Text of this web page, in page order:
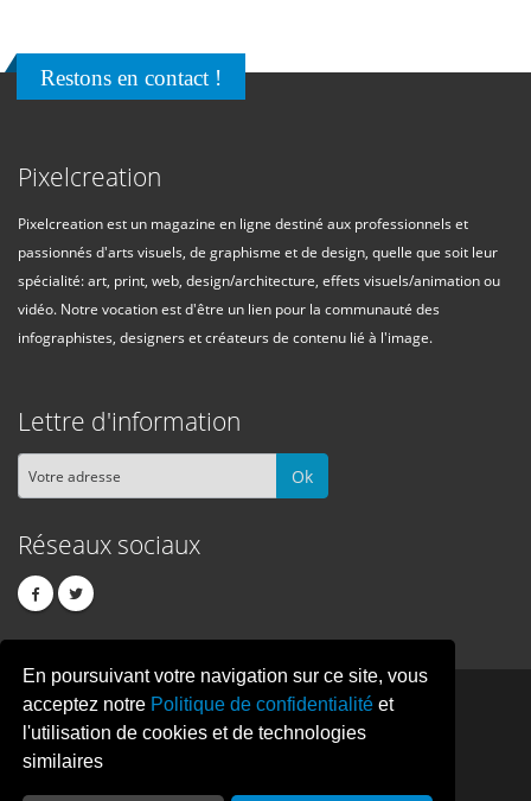
En poursuivant votre navigation sur ce site, vous
acceptez notre Politique de confidentialité et
l'utilisation de cookies et de technologies
similaires
Restons en contact !
Pixelcreation
Pixelcreation est un magazine en ligne destiné aux professionnels et
passionnés d'arts visuels, de graphisme et de design, quelle que soit leur
spécialité: art, print, web, design/architecture, effets visuels/animation ou
vidéo. Notre vocation est d'être un lien pour la communauté des
infographistes, designers et créateurs de contenu lié à l'image.
Lettre d'information
Ok
Réseaux sociaux
PIXELCREATION